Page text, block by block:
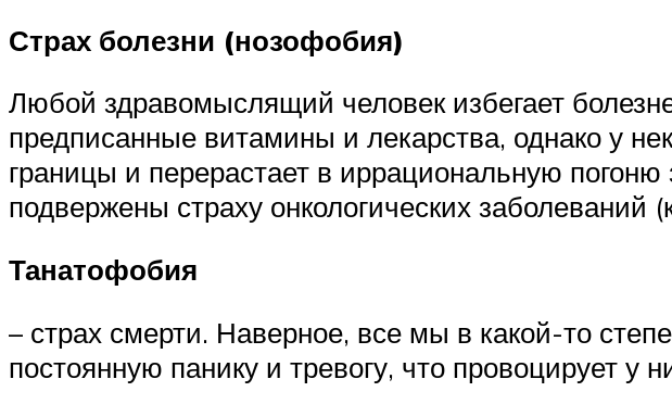
Страх болезни (нозофобия)
Любой здравомыслящий человек избегает
предписанные витамины и лекарства, однако у
границы и перерастает в иррациональную
подвержены страху онкологических заболеваний
Танатофобия
– страх смерти. Наверное, все мы в какой-то
постоянную панику и тревогу, что провоцирует у